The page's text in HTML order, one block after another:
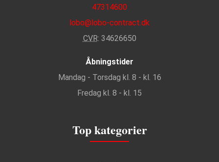
47314600
lobo@lobo-contract.dk
CVR: 34626650
Åbningstider
Mandag - Torsdag kl. 8 - kl. 16
Fredag kl. 8 - kl. 15
Top kategorier